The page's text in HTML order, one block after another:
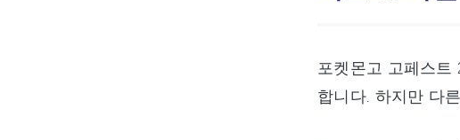
포켓몬고 고페스트
합니다. 하지만 다